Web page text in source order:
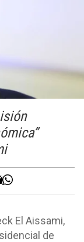
El Aissami,
de